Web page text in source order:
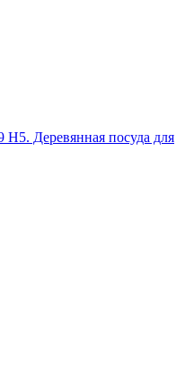
H5. Деревянная посуда для